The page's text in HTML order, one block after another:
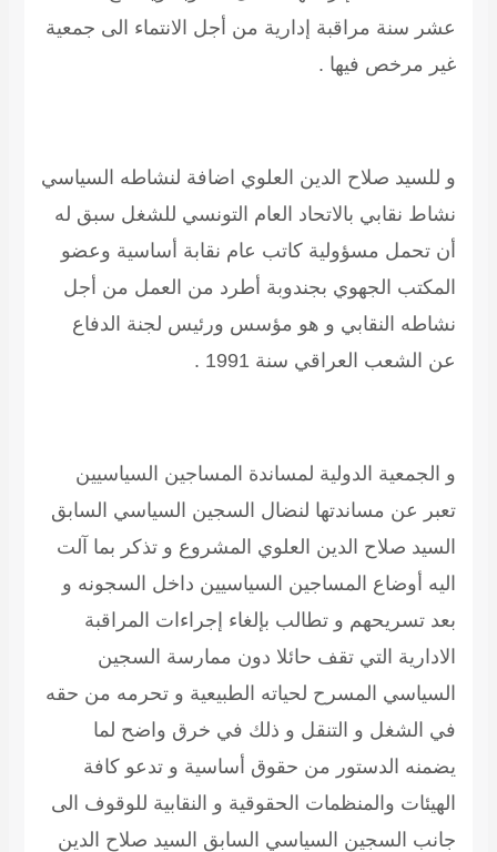
عشر سنة مراقبة إدارية من أجل الانتماء الى جمعية
غير مرخص فيها .
و للسيد صلاح الدين العلوي اضافة لنشاطه السياسي
نشاط نقابي بالاتحاد العام التونسي للشغل سبق له
أن تحمل مسؤولية كاتب عام نقابة أساسية وعضو
المكتب الجهوي بجندوبة أطرد من العمل من أجل
نشاطه النقابي و هو مؤسس ورئيس لجنة الدفاع
عن الشعب العراقي سنة 1991 .
و الجمعية الدولية لمساندة المساجين السياسيين
تعبر عن مساندتها لنضال السجين السياسي السابق
السيد صلاح الدين العلوي المشروع و تذكر بما آلت
اليه أوضاع المساجين السياسيين داخل السجونه و
بعد تسريحهم و تطالب بإلغاء إجراءات المراقبة
الادارية التي تقف حائلا دون ممارسة السجين
السياسي المسرح لحياته الطبيعية و تحرمه من حقه
في الشغل و التنقل و ذلك في خرق واضح لما
يضمنه الدستور من حقوق أساسية و تدعو كافة
الهيئات والمنظمات الحقوقية و النقابية للوقوف الى
جانب السجين السياسي السابق السيد صلاح الدين